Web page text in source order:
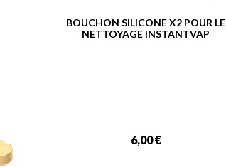
BOUCHON SILICONE X2 POUR LE
NETTOYAGE INSTANTVAP
6,00 €